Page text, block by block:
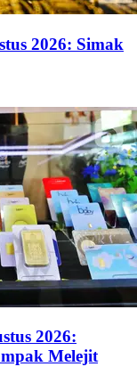
2026: Simak
2026:
Melejit